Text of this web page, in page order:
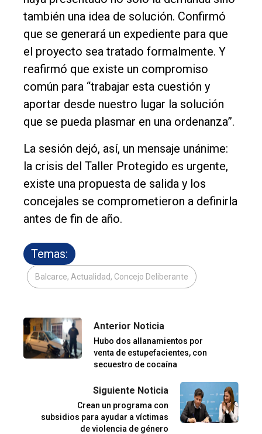
también una idea de solución. Confirmó
que se generará un expediente para que
el proyecto sea tratado formalmente. Y
reafirmó que existe un compromiso
común para “trabajar esta cuestión y
aportar desde nuestro lugar la solución
que se pueda plasmar en una ordenanza”.
La sesión dejó, así, un mensaje unánime:
la crisis del Taller Protegido es urgente,
existe una propuesta de salida y los
concejales se comprometieron a definirla
antes de fin de año.
Temas:
Balcarce, Actualidad, Concejo Deliberante
Anterior Noticia
Hubo dos allanamientos por
venta de estupefacientes, con
secuestro de cocaína
Siguiente Noticia
Crean un programa con
subsidios para ayudar a víctimas
de violencia de género